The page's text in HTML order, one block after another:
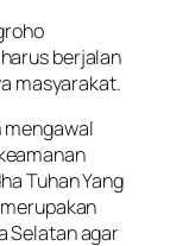
berjalan
masyarakat.
mengawal
Tuhan Yang
Selatan agar